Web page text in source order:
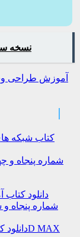
نسخه
آموزش طراحی
کتاب شبکه
شماره پنجاه و
دانلود
شماره پنجاه
دانلود کتاب آموزش نرم افزار سه بعدی سازی 3D MAX